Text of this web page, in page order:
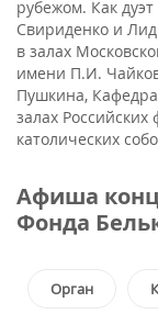
рубежом. Как
Свириденко и
в залах
имени П.И.
Пушкина,
залах
католических
Афиша
Фонда
Орган